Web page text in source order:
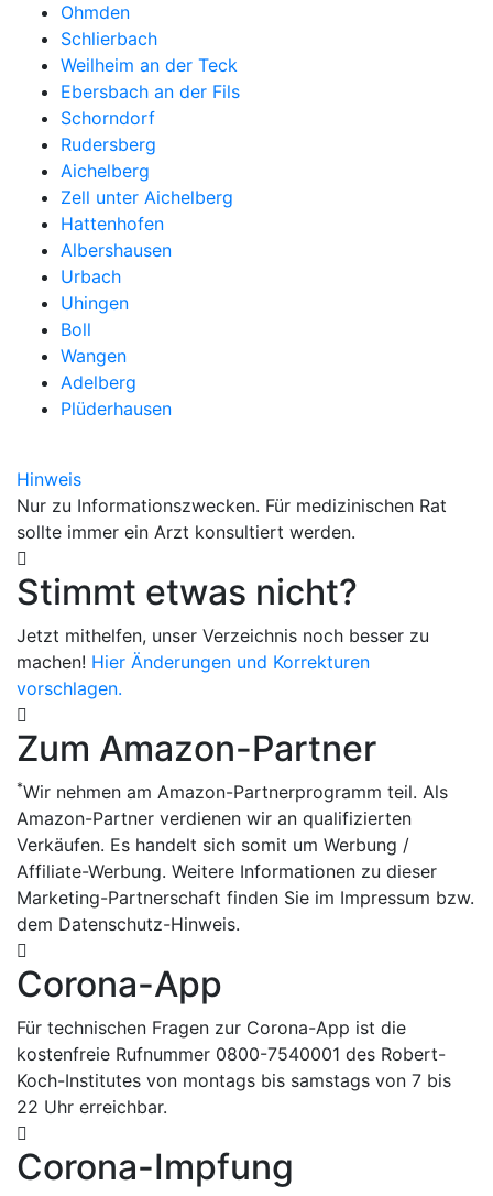
Ohmden
Schlierbach
Weilheim an der Teck
Ebersbach an der Fils
Schorndorf
Rudersberg
Aichelberg
Zell unter Aichelberg
Hattenhofen
Albershausen
Urbach
Uhingen
Boll
Wangen
Adelberg
Plüderhausen
Hinweis
Nur zu Informationszwecken. Für medizinischen Rat
sollte immer ein Arzt konsultiert werden.
Stimmt etwas nicht?
Jetzt mithelfen, unser Verzeichnis noch besser zu
machen! Hier Änderungen und Korrekturen
vorschlagen.
Zum Amazon-Partner
*Wir nehmen am Amazon-Partnerprogramm teil. Als
Amazon-Partner verdienen wir an qualifizierten
Verkäufen. Es handelt sich somit um Werbung /
Affiliate-Werbung. Weitere Informationen zu dieser
Marketing-Partnerschaft finden Sie im Impressum bzw.
dem Datenschutz-Hinweis.
Corona-App
Für technischen Fragen zur Corona-App ist die
kostenfreie Rufnummer 0800-7540001 des Robert-
Koch-Institutes von montags bis samstags von 7 bis
22 Uhr erreichbar.
Corona-Impfung